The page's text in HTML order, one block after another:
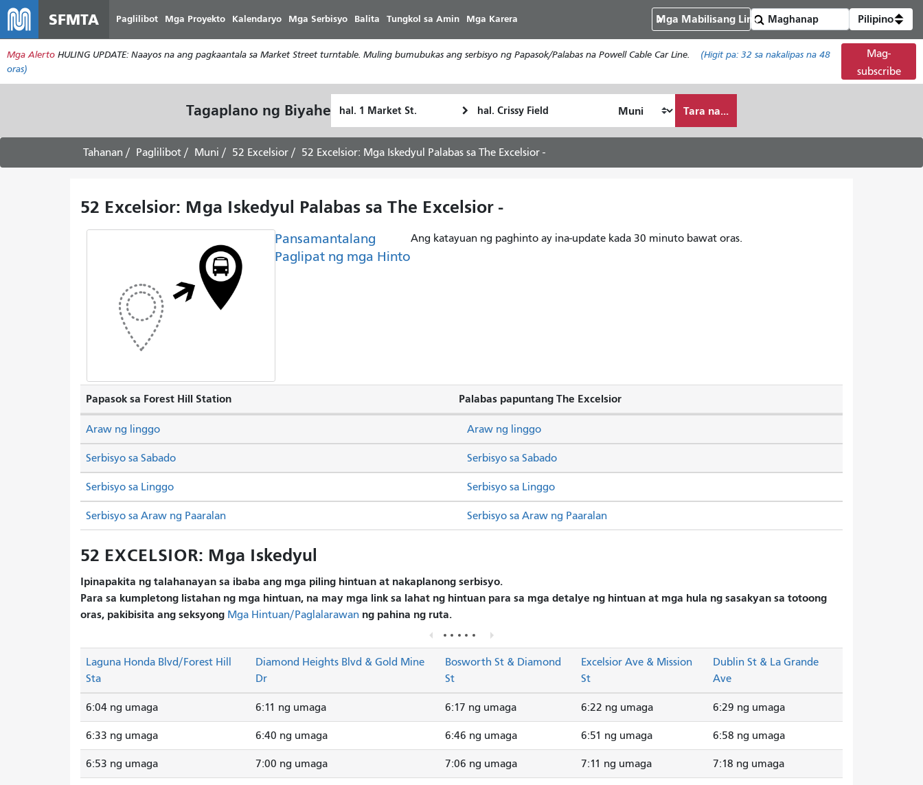
ang
pangunahing
nilalaman
SFMTA Paglilibot Mga Proyekto Kalendaryo Mga Serbisyo Balita Tungkol sa Amin Mga Karera Mga Mabilisang Link Pilipino
Mga Alerto HULING UPDATE: Naayos na ang pagkaantala sa Market Street turntable. Muling bumubukas ang serbisyo ng Papasok/Palabas na Powell Cable Car Line. (Higit pa: 32 sa nakalipas na 48
oras)
Mag-
subscribe
Tagaplano ng Biyahe
Pagtatapos
ko
gustong
maglakbay
Tara na...
Tahanan Paglilibot Muni 52 Excelsior 52 Excelsior: Mga Iskedyul Palabas sa The Excelsior -
52 Excelsior: Mga Iskedyul Palabas sa The Excelsior -
Pansamantalang
Paglipat ng mga Hinto
Ang katayuan ng paghinto ay ina-update kada 30 minuto bawat oras.
Papasok sa Forest Hill Station Palabas papuntang The Excelsior
Serbisyo sa Sabado Serbisyo sa Sabado
Serbisyo sa Linggo Serbisyo sa Linggo
Araw ng linggo Araw ng linggo
Serbisyo sa Araw ng Paaralan Serbisyo sa Araw ng Paaralan
52 EXCELSIOR: Mga Iskedyul
Ipinapakita ng talahanayan sa ibaba ang mga piling hintuan at nakaplanong serbisyo.
Para sa kumpletong listahan ng mga hintuan, na may mga link sa lahat ng hintuan para sa mga detalye ng hintuan at mga hula ng sasakyan sa totoong
oras, pakibisita ang seksyong Mga Hintuan/Paglalarawan ng pahina ng ruta.
Laguna Honda Blvd/Forest Hill
Sta
Diamond Heights Blvd & Gold Mine
Dr
Bosworth St & Diamond
St
Excelsior Ave & Mission
St
Dublin St & La Grande
Ave
6:04 ng umaga 6:11 ng umaga 6:17 ng umaga 6:22 ng umaga 6:29 ng umaga
6:33 ng umaga 6:40 ng umaga 6:46 ng umaga 6:51 ng umaga 6:58 ng umaga
6:53 ng umaga 7:00 ng umaga 7:06 ng umaga 7:11 ng umaga 7:18 ng umaga